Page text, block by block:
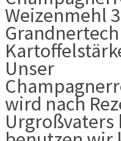
Weizenmehl
Unser
wird nach